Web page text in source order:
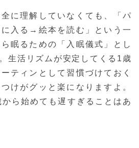
に理解していなくても、「パ
入る→絵本を読む」という一
眠るための「入眠儀式」とし
生活リズムが安定してくる1歳
ティンとして習慣づけておく
けがグッと楽になりますよ。
ら始めても遅すぎることはあ